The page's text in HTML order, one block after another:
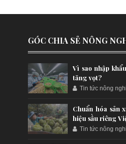
GÓC CHIA SẺ NÔNG
Vì sao nhập
tăng vọt?
Tin tức nông
Chuẩn hóa sản
hiệu sầu riêng
Tin tức nông